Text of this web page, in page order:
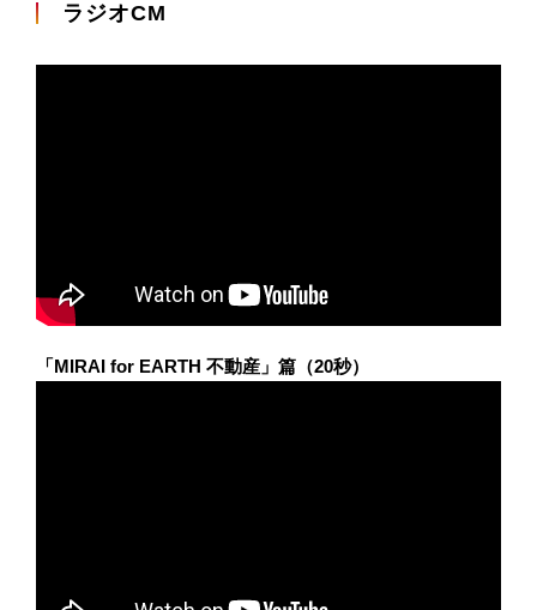
ラジオCM
「MIRAI for EARTH 不動産」篇（20秒）